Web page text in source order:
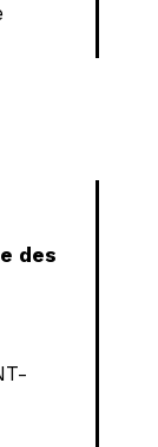
des